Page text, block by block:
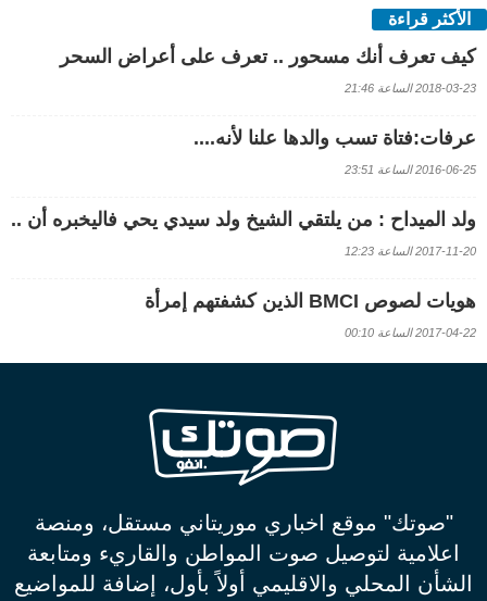
الأكثر قراءة
كيف تعرف أنك مسحور .. تعرف على أعراض السحر
2018-03-23 الساعة 21:46
عرفات:فتاة تسب والدها علنا لأنه....
2016-06-25 الساعة 23:51
ولد الميداح : من يلتقي الشيخ ولد سيدي يحي فاليخبره أن ..
2017-11-20 الساعة 12:23
هويات لصوص BMCI الذين كشفتهم إمرأة
2017-04-22 الساعة 00:10
"صوتك" موقع اخباري موريتاني مستقل، ومنصة
اعلامية لتوصيل صوت المواطن والقاريء ومتابعة
الشأن المحلي والاقليمي أولاً بأول، إضافة للمواضيع